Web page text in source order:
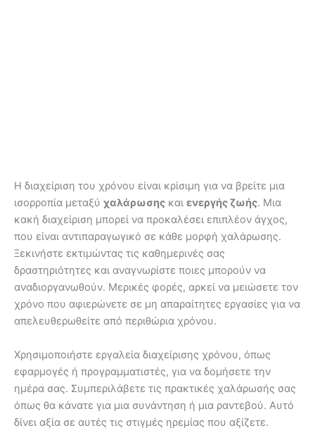
Η διαχείριση του χρόνου είναι κρίσιμη για να βρείτε μια
ισορροπία μεταξύ χαλάρωσης και ενεργής ζωής. Μια
κακή διαχείριση μπορεί να προκαλέσει επιπλέον άγχος,
που είναι αντιπαραγωγικό σε κάθε μορφή χαλάρωσης.
Ξεκινήστε εκτιμώντας τις καθημερινές σας
δραστηριότητες και αναγνωρίστε ποιες μπορούν να
αναδιοργανωθούν. Μερικές φορές, αρκεί να μειώσετε τον
χρόνο που αφιερώνετε σε μη απαραίτητες εργασίες για να
απελευθερωθείτε από περιθώρια χρόνου.
Χρησιμοποιήστε εργαλεία διαχείρισης χρόνου, όπως
εφαρμογές ή προγραμματιστές, για να δομήσετε την
ημέρα σας. Συμπεριλάβετε τις πρακτικές χαλάρωσής σας
όπως θα κάνατε για μια συνάντηση ή μια ραντεβού. Αυτό
δίνει αξία σε αυτές τις στιγμές ηρεμίας που αξίζετε.